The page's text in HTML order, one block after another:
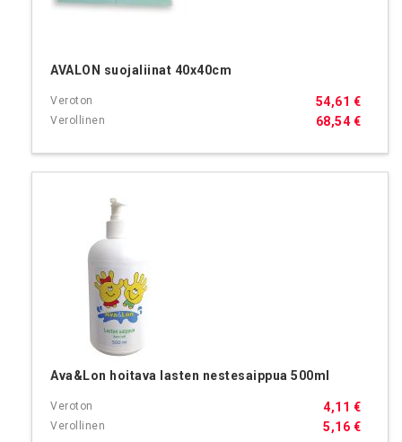
AVALON suojaliinat 40x40cm
68,54 €
54,61 €
Ava&Lon hoitava lasten nestesaippua 500ml
5,16 €
4,11 €